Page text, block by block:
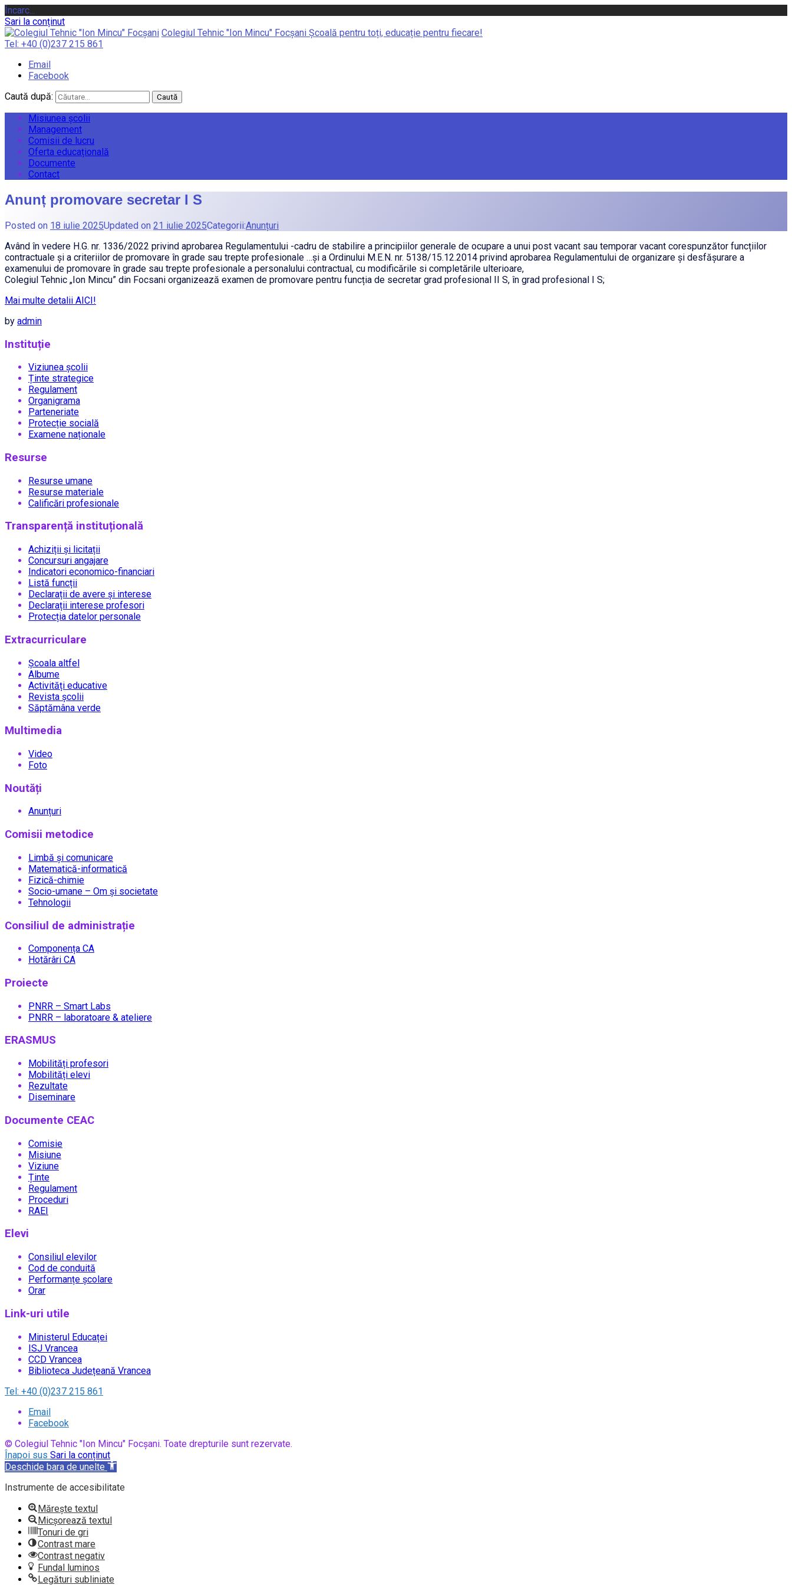
Încarc...
Sari la conținut
Colegiul Tehnic "Ion Mincu" Focșani Școală pentru toți, educație pentru fiecare!
Tel: +40 (0)237 215 861
Email
Facebook
Caută după:
Misiunea școlii
Management
Comisii de lucru
Oferta educațională
Documente
Contact
Anunț promovare secretar I S
Posted on 18 iulie 2025Updated on 21 iulie 2025Categorii:Anunțuri
Având în vedere H.G. nr. 1336/2022 privind aprobarea Regulamentului -cadru de stabilire a principiilor generale de ocupare a unui post vacant sau temporar vacant corespunzător funcțiilor
contractuale și a criteriilor de promovare în grade sau trepte profesionale …și a Ordinului M.E.N. nr. 5138/15.12.2014 privind aprobarea Regulamentului de organizare și desfășurare a
examenului de promovare în grade sau trepte profesionale a personalului contractual, cu modificările si completările ulterioare,
Colegiul Tehnic „Ion Mincu” din Focsani organizează examen de promovare pentru funcția de secretar grad profesional II S, în grad profesional I S;
Mai multe detalii AICI!
by admin
Instituție
Viziunea școlii
Ținte strategice
Regulament
Organigrama
Parteneriate
Protecție socială
Examene naționale
Resurse
Resurse umane
Resurse materiale
Calificări profesionale
Transparență instituțională
Achiziții și licitații
Concursuri angajare
Indicatori economico-financiari
Listă funcții
Declarații de avere și interese
Declarații interese profesori
Protecția datelor personale
Extracurriculare
Școala altfel
Albume
Activități educative
Revista școlii
Săptămâna verde
Multimedia
Video
Foto
Noutăți
Anunțuri
Comisii metodice
Limbă și comunicare
Matematică-informatică
Fizică-chimie
Socio-umane – Om și societate
Tehnologii
Consiliul de administrație
Componența CA
Hotărâri CA
Proiecte
PNRR – Smart Labs
PNRR – laboratoare & ateliere
ERASMUS
Mobilități profesori
Mobilități elevi
Rezultate
Diseminare
Documente CEAC
Comisie
Misiune
Viziune
Ținte
Regulament
Proceduri
RAEI
Elevi
Consiliul elevilor
Cod de conduită
Performanțe școlare
Orar
Link-uri utile
Ministerul Educaței
ISJ Vrancea
CCD Vrancea
Biblioteca Județeană Vrancea
Tel: +40 (0)237 215 861
Email
Facebook
© Colegiul Tehnic "Ion Mincu" Focșani. Toate drepturile sunt rezervate.
Înapoi sus Sari la conținut
Deschide bara de unelte
Instrumente de accesibilitate
Mărește textul
Micșorează textul
Tonuri de gri
Contrast mare
Contrast negativ
Fundal luminos
Legături subliniate